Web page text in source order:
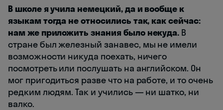
В школе я учила немецкий, да и вообще к
языкам тогда не относились так, как сейчас:
нам же приложить знания было некуда. В
стране был железный занавес, мы не имели
возможности никуда поехать, ничего
посмотреть или послушать на английском. Он
мог пригодиться разве что на работе, и то очень
редким людям. Так и учились — ни шатко, ни
валко.